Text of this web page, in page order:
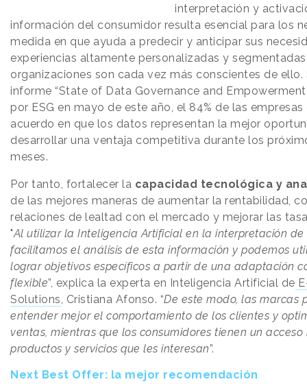
interpretación y
información del consumidor resulta esencial para los
medida en que ayuda a predecir y anticipar sus
experiencias altamente personalizadas y
organizaciones son cada vez más conscientes de ello.
informe “State of Data Governance and
por ESG en mayo de este año, el 84% de las
acuerdo en que los datos representan la mejor
desarrollar una ventaja competitiva durante los
meses.
Por tanto, fortalecer la capacidad tecnológica y
de las mejores maneras de aumentar la rentabilidad,
relaciones de lealtad con el mercado y mejorar las
"Al utilizar la Inteligencia Artificial en la interpretación de
facilitamos el análisis de esta información y podemos
lograr objetivos específicos a partir de una adaptación
flexible”, explica la experta en Inteligencia Artificial de
Solutions, Cristiana Afonso. “De este modo, las marcas
entender mejor el comportamiento de los clientes y
ventas, mientras que los consumidores tienen un
productos y servicios que les interesan”.
Next Best Offer: la mejor recomendación